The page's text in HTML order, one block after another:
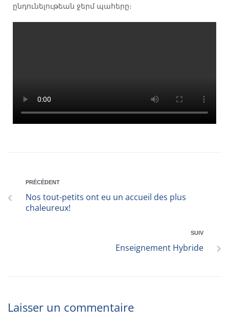
ընդունելութեան ջերմ պահերը։
PRÉCÉDENT
Nos tout-petits ont eu un accueil des plus
chaleureux!
SUIV
Enseignement Hybride
Laisser un commentaire